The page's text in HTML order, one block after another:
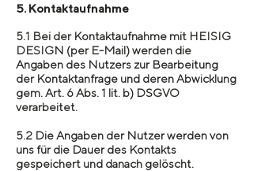
5. Kontaktaufnahme
5.1 Bei der Kontaktaufnahme mit HEISIG
DESIGN (per E-Mail) werden die
Angaben des Nutzers zur Bearbeitung
der Kontaktanfrage und deren Abwicklung
gem. Art. 6 Abs. 1 lit. b) DSGVO
verarbeitet.
5.2 Die Angaben der Nutzer werden von
uns für die Dauer des Kontakts
gespeichert und danach gelöscht.